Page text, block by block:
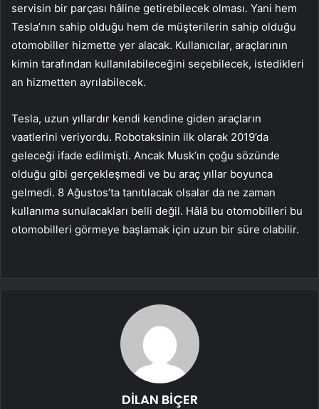
servisin bir parçası hâline getirebilecek olması. Yani hem
Tesla’nın sahip olduğu hem de müşterilerin sahip olduğu
otomobiller hizmette yer alacak. Kullanıcılar, araçlarının
kimin tarafından kullanılabileceğini seçebilecek, istedikleri
an hizmetten ayrılabilecek.
Tesla, uzun yıllardır kendi kendine giden araçların
vaatlerini veriyordu. Robotaksinin ilk olarak 2019’da
geleceği ifade edilmişti. Ancak Musk’ın çoğu sözünde
olduğu gibi gerçekleşmedi ve bu araç yıllar boyunca
gelmedi. 8 Ağustos’ta tanıtılacak olsalar da ne zaman
kullanıma sunulacakları belli değil. Hâlâ bu otomobilleri bu
otomobilleri görmeye başlamak için uzun bir süre olabilir.
DİLAN BİÇER